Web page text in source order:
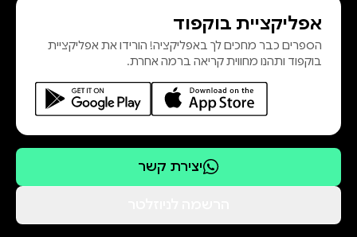
ברנדס חושפת בדרך וירטואוזית את
הבקיעים בסיפורים שעליהם גדלנו
ומציעה להם תוספות והשלמות, שרובן
מעוגנות באגדות חז"ל, המאירות באור
אפליקציית בוקפוד
הספרים כבר מחכים לך באפליקציה! הורידו את אפליקציית
בוקפוד ותהנו מחווית קריאה ברמה אחרת.
יצירת קשר